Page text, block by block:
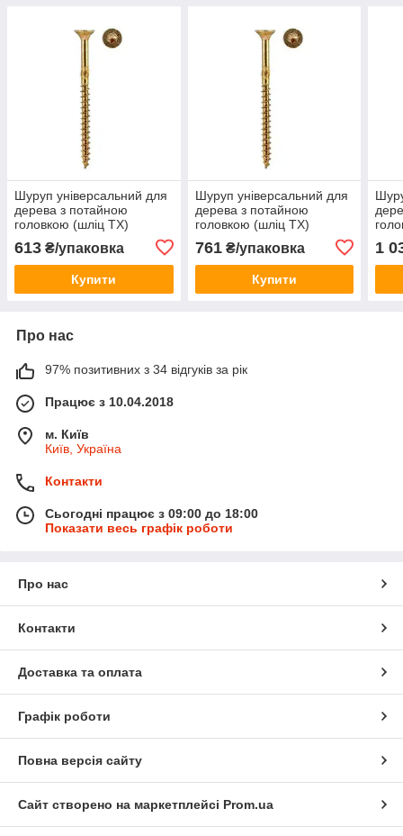
Шуруп універсальний для
дерева з потайною
головкою (шліц TX)
613 ₴/упаковка
Купити
Шуруп універсальний для
дерева з потайною
головкою (шліц TX)
761₴/упаковка
Купити
1
Про нас
97% позитивних з 34 відгуків за рік
Працює з 10.04.2018
м. Київ
Київ, Україна
Контакти
Сьогодні працює з 09:00 до 18:00
Показати весь графік роботи
Про нас
Контакти
Доставка та оплата
Графік роботи
Повна версія сайту
Сайт створено на маркетплейсі Prom.ua